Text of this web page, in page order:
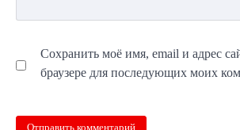
Сохранить моё имя, email и адрес
браузере для последующих моих